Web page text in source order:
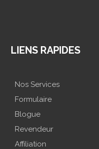
LIENS RAPIDES
Nos Services
Formulaire
Blogue
Revendeur
Affiliation